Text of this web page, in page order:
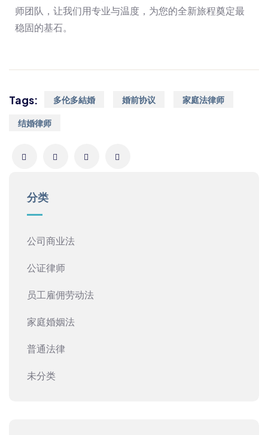
师团队，让我们用专业与温度，为您的全新旅程奠定最
稳固的基石。
Tags: 多伦多結婚 婚前协议 家庭法律师
结婚律师
分类
公司商业法
公证律师
员工雇佣劳动法
家庭婚姻法
普通法律
未分类